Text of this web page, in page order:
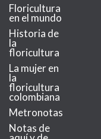
Floricultura
en el mundo
Historia de
la
floricultura
La mujer en
la
floricultura
colombiana
Metronotas
Notas de